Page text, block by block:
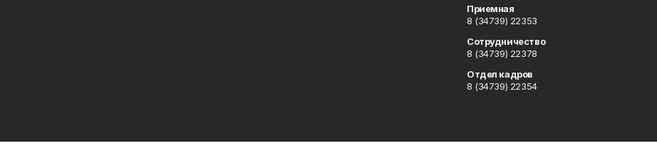
Приемная
8 (34739) 22353
Сотрудничество
8 (34739) 22378
Отдел кадров
8 (34739) 22354